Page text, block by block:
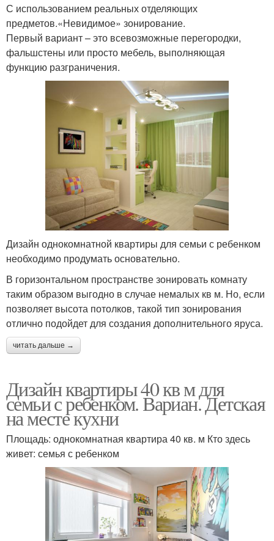
С использованием реальных отделяющих
предметов.«Невидимое» зонирование.
Первый вариант – это всевозможные перегородки,
фальшстены или просто мебель, выполняющая
функцию разграничения.
Дизайн однокомнатной квартиры для семьи с ребенком
необходимо продумать основательно.
В горизонтальном пространстве зонировать комнату
таким образом выгодно в случае немалых кв м. Но, если
позволяет высота потолков, такой тип зонирования
отлично подойдет для создания дополнительного яруса.
читать дальше →
Дизайн квартиры 40 кв м для
семьи с ребенком. Вариан. Детская
на месте кухни
Площадь: однокомнатная квартира 40 кв. м Кто здесь
живет: семья с ребенком